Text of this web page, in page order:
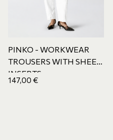
PINKO - WORKWEAR
TROUSERS WITH SHEER
INSERTS
147,00 €